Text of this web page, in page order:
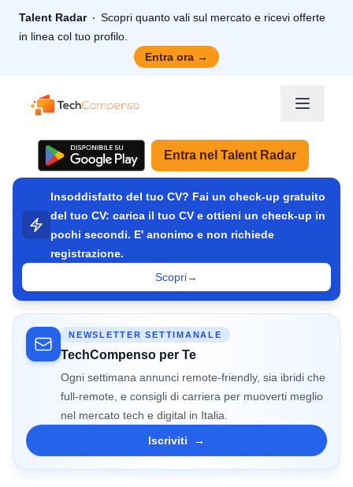
Talent Radar
Scopri quanto vali sul mercato e ricevi offerte
in linea col tuo profilo.
Entra ora →
TechCompenso
Entra nel Talent Radar
Insoddisfatto del tuo CV? Fai un check-up gratuito
del tuo CV: carica il tuo CV e ottieni un check-up in
pochi secondi. E' anonimo e non richiede
registrazione.
Scopri→
NEWSLETTER SETTIMANALE
TechCompenso per Te
Ogni settimana annunci remote-friendly, sia ibridi che
full-remote, e consigli di carriera per muoverti meglio
nel mercato tech e digital in Italia.
Iscriviti
→